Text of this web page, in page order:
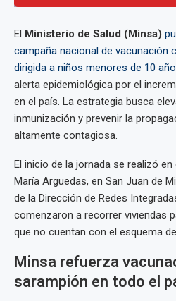
El Ministerio de Salud (Minsa)
campaña nacional de vacunación
dirigida a niños menores de 10
alerta epidemiológica por el
en el país. La estrategia busca
inmunización y prevenir la
altamente contagiosa.
El inicio de la jornada se realizó
María Arguedas, en San Juan de
de la Dirección de Redes
comenzaron a recorrer viviendas
que no cuentan con el esquema
Minsa refuerza
sarampión en todo el